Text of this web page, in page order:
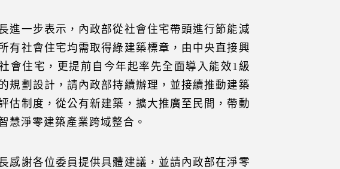
進一步表示，內政部從社會住宅帶頭進行節能減
有社會住宅均需取得綠建築標章，由中央直接興
會住宅，更提前自今年起率先全面導入能效1級
規劃設計，請內政部持續辦理，並接續推動建築
估制度，從公有新建築，擴大推廣至民間，帶動
慧淨零建築產業跨域整合。
感謝各位委員提供具體建議，並請內政部在淨零